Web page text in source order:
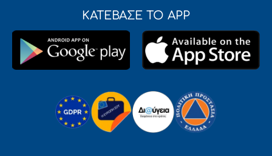
ΚΑΤΕΒΑΣΕ ΤΟ APP